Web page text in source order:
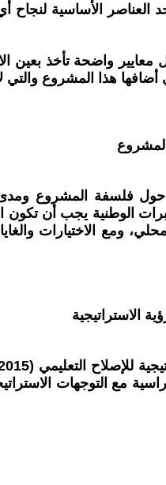
أحد العناصر الأساسية
واضحة تأخذ بعين
أضافها هذا المشروع
فلسفة المشروع ومدى
الوطنية يجب أن
ومع الاختيارات
الاستراتيجية
مع التوجهات